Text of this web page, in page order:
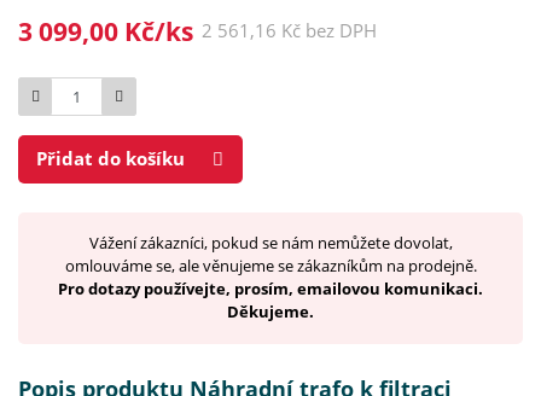
3 099,00 Kč/ks 2 561,16 Kč bez DPH
Počet
Přidat do košíku
Vážení zákazníci, pokud se nám nemůžete dovolat,
omlouváme se, ale věnujeme se zákazníkům na prodejně.
Pro dotazy používejte, prosím, emailovou komunikaci.
Děkujeme.
Popis produktu Náhradní trafo k filtraci